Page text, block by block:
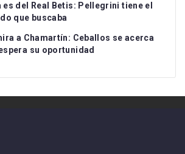
es del Real Betis: Pellegrini tiene el
que buscaba
a Chamartín: Ceballos se acerca
su oportunidad